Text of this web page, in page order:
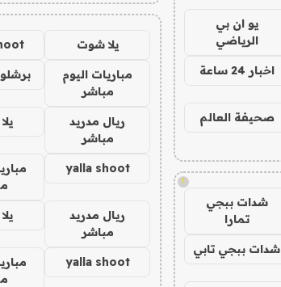
يو ان بي
الرياضي
اخبار 24 ساعة
صحيفة العالم
!
شدات ببجي
تمارا
شدات ببجي تابي
يلا شوت
مباريات اليوم
مباشر
ريال مدريد
مباشر
yalla shoot
ريال مدريد
مباشر
yalla shoot